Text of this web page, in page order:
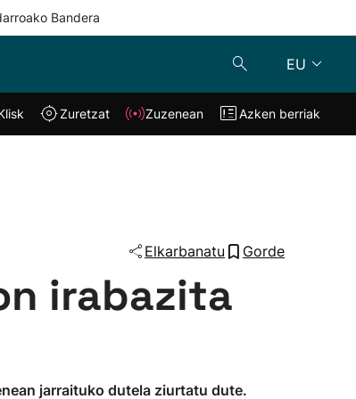
Bandera
EU
Klisk Zuzenean
Zuretzat Zuzenean Azken berriak
Elkarbanatu Gorde
irabazita
jarraituko dutela ziurtatu dute.